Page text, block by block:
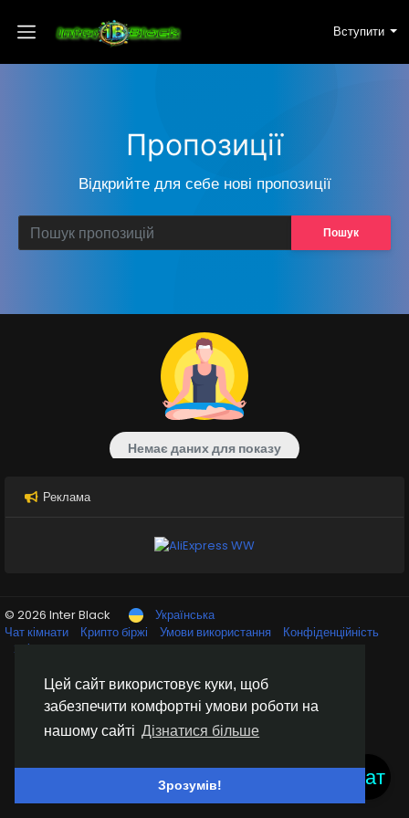
Цей сайт використовує куки, щоб
забезпечити комфортні умови роботи на
нашому сайті Дізнатися більше
Зрозумів!
Вступити
Пропозиції
Відкрийте для себе нові пропозиції
Пошук
Немає даних для показу
Реклама
Чат
© 2026 Inter Black
Українська
Чат кімнати
Крипто біржі Умови використання
Конфіденційність
Зв'яжіться з нами